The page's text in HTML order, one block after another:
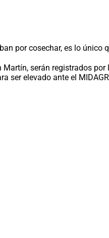
por cosechar, es lo único
serán registrados
elevado ante el